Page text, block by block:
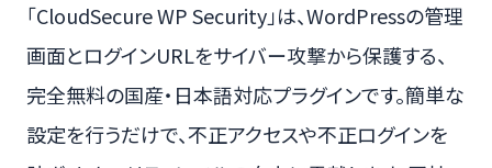
「CloudSecure WP Security」は、WordPressの管理
画面とログインURLをサイバー攻撃から保護する、
完全無料の国産・日本語対応プラグインです。簡単な
設定を行うだけで、不正アクセスや不正ログインを